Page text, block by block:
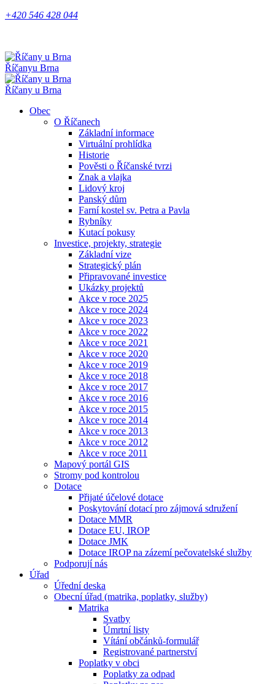
+420 546 428 044
Říčanyu Brna
Říčany u Brna
Obec
O Říčanech
Základní informace
Virtuální prohlídka
Historie
Pověsti o Říčanské tvrzi
Znak a vlajka
Lidový kroj
Panský dům
Farní kostel sv. Petra a Pavla
Rybníky
Kutací pokusy
Investice, projekty, strategie
Základní vize
Strategický plán
Připravované investice
Ukázky projektů
Akce v roce 2025
Akce v roce 2024
Akce v roce 2023
Akce v roce 2022
Akce v roce 2021
Akce v roce 2020
Akce v roce 2019
Akce v roce 2018
Akce v roce 2017
Akce v roce 2016
Akce v roce 2015
Akce v roce 2014
Akce v roce 2013
Akce v roce 2012
Akce v roce 2011
Mapový portál GIS
Stromy pod kontrolou
Dotace
Přijaté účelové dotace
Poskytování dotací pro zájmová sdružení
Dotace MMR
Dotace EU, IROP
Dotace JMK
Dotace IROP na zázemí pečovatelské služby
Podporují nás
Úřad
Úřední deska
Obecní úřad (matrika, poplatky, služby)
Matrika
Svatby
Úmrtní listy
Vítání občánků-formulář
Registrované partnerství
Poplatky v obci
Poplatky za odpad